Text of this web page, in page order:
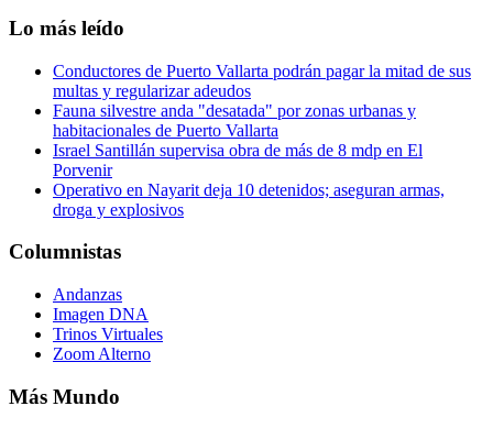
Lo más leído
Conductores de Puerto Vallarta podrán pagar la mitad de sus
multas y regularizar adeudos
Fauna silvestre anda "desatada" por zonas urbanas y
habitacionales de Puerto Vallarta
Israel Santillán supervisa obra de más de 8 mdp en El
Porvenir
Operativo en Nayarit deja 10 detenidos; aseguran armas,
droga y explosivos
Columnistas
Andanzas
Imagen DNA
Trinos Virtuales
Zoom Alterno
Más Mundo